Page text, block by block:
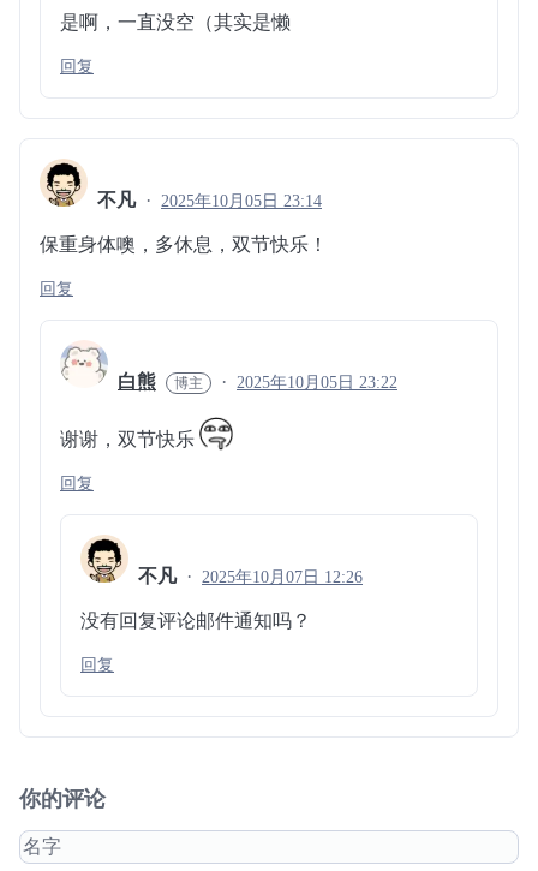
是啊，一直没空（其实是懒
回复
不凡 2025年10月05日 23:14
保重身体噢，多休息，双节快乐！
回复
白熊 2025年10月05日 23:22
谢谢，双节快乐
回复
不凡 2025年10月07日 12:26
没有回复评论邮件通知吗？
回复
你的评论